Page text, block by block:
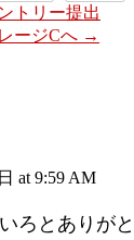
トリー提出
ージCへ →
at 9:59 AM
ろとありが